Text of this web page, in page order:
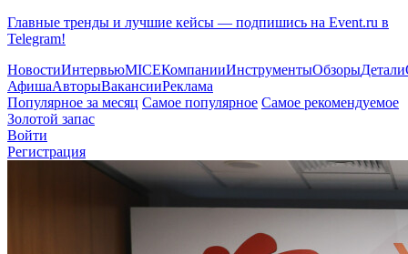
Главные тренды и лучшие кейсы — подпишись на Event.ru в
Telegram!
НовостиИнтервьюMICEКомпанииИнструментыОбзорыДетали
АфишаАвторыВакансииРеклама
Популярное за месяц Самое популярное Самое рекомендуемое
Золотой запас
Войти
Регистрация